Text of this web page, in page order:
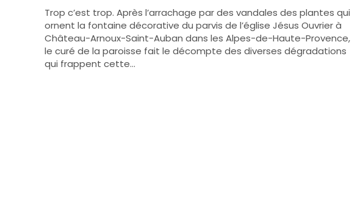
Trop c’est trop. Après l’arrachage par des vandales des plantes qui
ornent la fontaine décorative du parvis de l’église Jésus Ouvrier à
Château-Arnoux-Saint-Auban dans les Alpes-de-Haute-Provence,
le curé de la paroisse fait le décompte des diverses dégradations
qui frappent cette…